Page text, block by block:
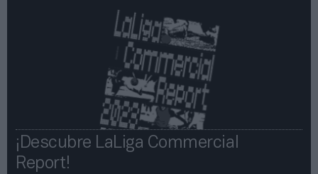
¡Descubre LaLiga Commercial
Report!​​